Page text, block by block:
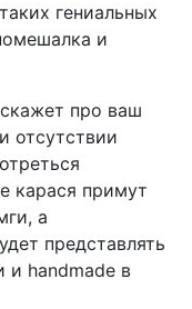
гениальных
и
про ваш
отсутствии
карася примут
а
представлять
и handmade в